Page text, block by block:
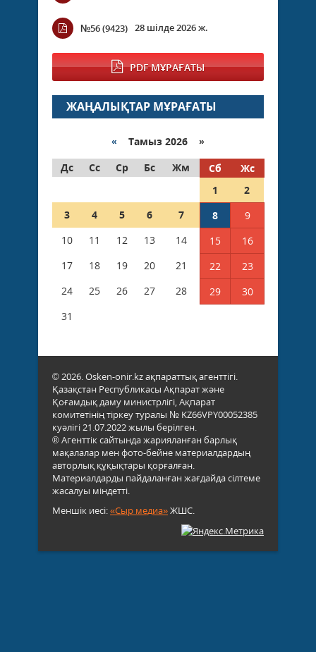
№56 (9423) 28 шілде 2026 ж.
PDF МҰРАҒАТЫ
ЖАҢАЛЫҚТАР МҰРАҒАТЫ
« Тамыз 2026 »
Дс
Сс Ср Бс Жм Сб
Жс
1
2
3
4 5 6 7 8
9
10
11 12 13 14 15
16
17
18 19 20 21 22
23
24
25 26 27 28 29
30
31
© 2026. Osken-onir.kz ақпараттық агенттігі.
Қазақстан Республикасы Ақпарат және
Қоғамдық даму министрлігі, Ақпарат
комитетінің тіркеу туралы № KZ66VPY00052385
куәлігі 21.07.2022 жылы берілген.
® Агенттік сайтында жарияланған барлық
мақалалар мен фото-бейне материалдардың
авторлық құқықтары қорғалған.
Материалдарды пайдаланған жағдайда сілтеме
жасалуы міндетті.
Меншік иесі:«Сыр медиа»ЖШС.